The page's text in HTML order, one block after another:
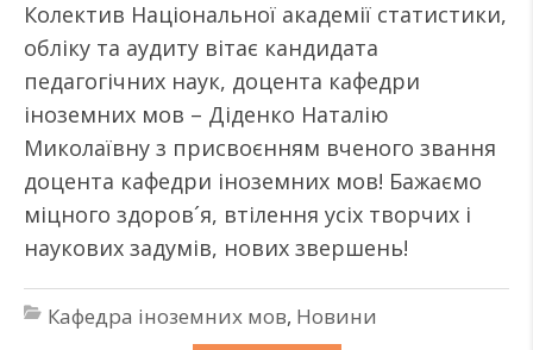
Колектив Національної академії статистики,
обліку та аудиту вітає кандидата
педагогічних наук, доцента кафедри
іноземних мов – Діденко Наталію
Миколаївну з присвоєнням вченого звання
доцента кафедри іноземних мов! Бажаємо
міцного здоров´я, втілення усіх творчих і
наукових задумів, нових звершень!
Кафедра іноземних мов, Новини